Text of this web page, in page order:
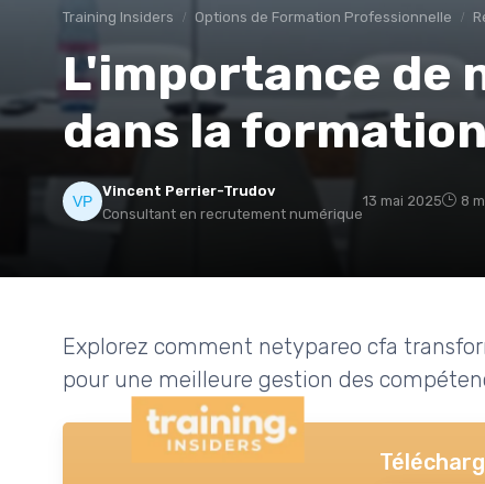
Training Insiders Options de Formation Professionnelle
L'importance de
dans la
Vincent Perrier-Trudov
Consultant en recrutement numérique
13 mai 2025 8
Explorez comment netypareo cfa
pour une meilleure gestion des